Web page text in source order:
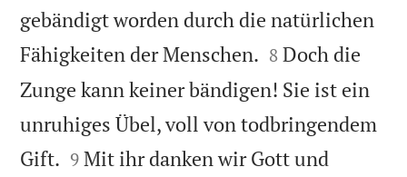
gebändigt worden durch die natürlichen
Fähigkeiten der Menschen. 

8 Doch die
Zunge kann keiner bändigen! Sie ist ein
unruhiges Übel, voll von todbringendem
Gift. 

9 Mit ihr danken wir Gott und